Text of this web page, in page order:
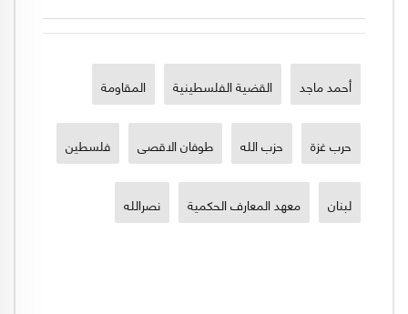
أحمد ماجد القضية الفلسطينية المقاومة
حرب غزة حزب الله طوفان الاقصى فلسطين
لبنان معهد المعارف الحكمية نصرالله